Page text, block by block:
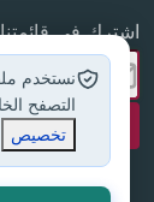
اشترك في قائمتنا
نستخدم
التصفح
تخصيص